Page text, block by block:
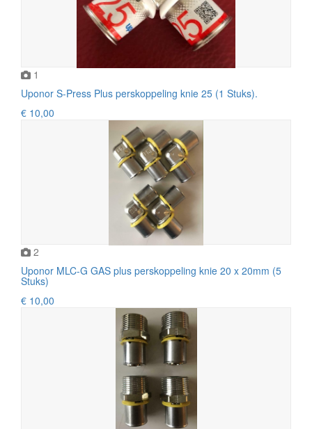
1
Uponor S-Press Plus perskoppeling knie 25 (1 Stuks).
€ 10,00
2
Uponor MLC-G GAS plus perskoppeling knie 20 x 20mm (5
Stuks)
€ 10,00